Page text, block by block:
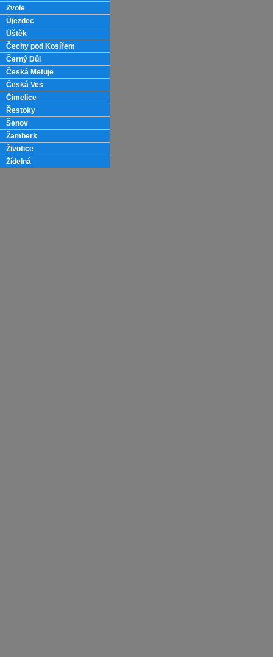
Zvole
Újezdec
Úštěk
Čechy pod Kosířem
Černý Důl
Česká Metuje
Česká Ves
Čimelice
Řestoky
Šenov
Žamberk
Životice
Žídelná